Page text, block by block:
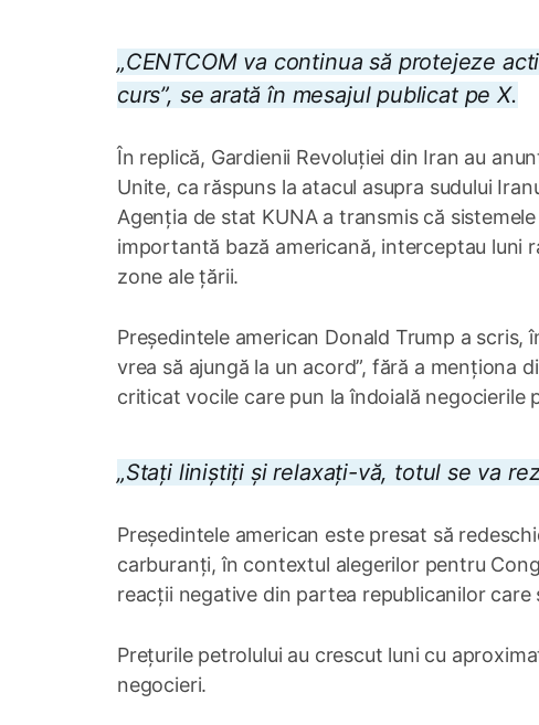
„CENTCOM va continua să protejeze
curs”, se arată în mesajul publicat pe X.
În replică, Gardienii Revoluției din Iran au
Unite, ca răspuns la atacul asupra sudului
Agenția de stat KUNA a transmis că
importantă bază americană, interceptau luni
zone ale țării.
Președintele american Donald Trump a
vrea să ajungă la un acord”, fără a menționa
criticat vocile care pun la îndoială negocierile
„Stați liniștiți și relaxați-vă, totul se va
Președintele american este presat să
carburanți, în contextul alegerilor pentru
reacții negative din partea republicanilor
Prețurile petrolului au crescut luni cu
negocieri.